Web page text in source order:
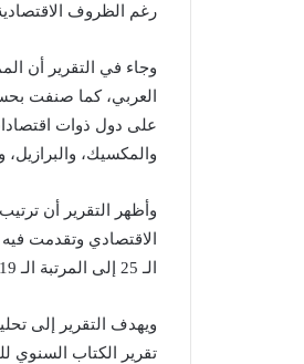
رغم الظروف
وجاء في التقرير أن
على دول ذوات اقتصادات
والمكسيك، والبرازيل،
الـ 25 إلى المرتبة الـ 19 ومحور البنية التحتية الذي تقدمت فيه من المرتبة الـ 38 إلى المرتبة الـ 36.
ويهدف التقرير إلى